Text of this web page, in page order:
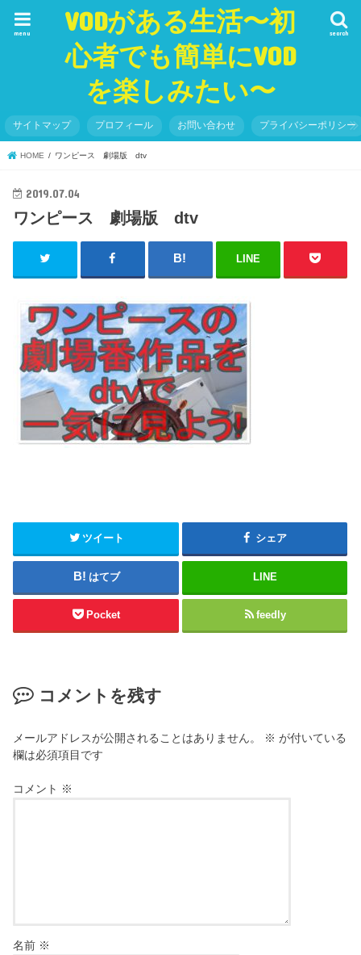
VODがある生活〜初
心者でも簡単にVOD
を楽しみたい〜
search
menu
サイトマップ プロフィール お問い合わせ プライバシーポリシー
HOME ワンピース 劇場版 dtv
2019.07.04
ワンピース 劇場版 dtv
LINE
ツイート シェア
はてブ LINE
Pocket feedly
コメントを残す
メールアドレスが公開されることはありません。 ※ が付いている
欄は必須項目です
コメント ※
名前 ※